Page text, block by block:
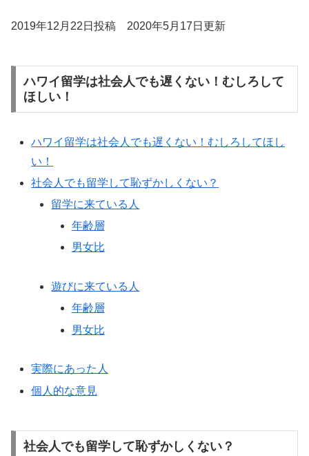
2019年12月22日投稿 2020年5月17日更新
ハワイ留学は社会人でも遅くない！むしろして
ほしい！
ハワイ留学は社会人でも遅くない！むしろしてほし
い！
社会人でも留学して恥ずかしくない？
留学に来ている人
年齢層
男女比
遊びに来ている人
年齢層
男女比
実際にあった人
個人的な意見
社会人でも留学して恥ずかしくない？